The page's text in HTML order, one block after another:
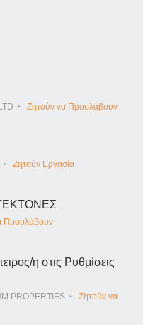
Ζητούν να Προσλάβουν
Ζητούν Εργασία
Προσλάβουν
η στις Ρυθμίσεις
PROPERTIES
Ζητούν να